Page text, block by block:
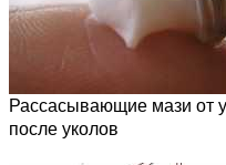
Рассасывающие мази от
после уколов